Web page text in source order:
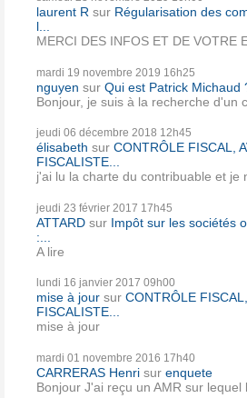
laurent R sur Régularisation des
l...
MERCI DES INFOS ET DE VOTRE
mardi 19 novembre 2019 16h25
nguyen sur Qui est Patrick Michaud
Bonjour, je suis à la recherche d'un
jeudi 06 décembre 2018 12h45
élisabeth sur CONTRÔLE FISCAL,
FISCALISTE...
j'ai lu la charte du contribuable et je
jeudi 23 février 2017 17h45
ATTARD sur Impôt sur les sociétés
:...
A lire
lundi 16 janvier 2017 09h00
mise à jour sur CONTRÔLE
FISCALISTE...
mise à jour
mardi 01 novembre 2016 17h40
CARRERAS Henri sur enquete
Bonjour J'ai reçu un AMR sur lequel